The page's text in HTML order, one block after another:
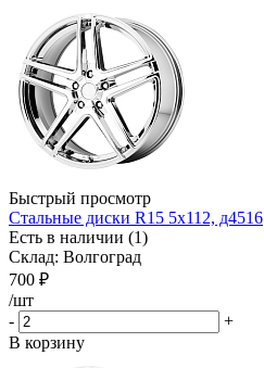
Быстрый просмотр
Стальные диски R15 5x112, д4516
Есть в наличии (1)
Склад: Волгоград
700 ₽
/шт
-
+
В корзину